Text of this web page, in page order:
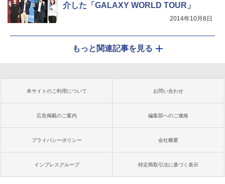
介した「GALAXY WORLD TOUR」
2014年10月8日
もっと関連記事を見る
本サイトのご利用について お問い合わせ
広告掲載のご案内 編集部へのご連絡
プライバシーポリシー 会社概要
インプレスグループ 特定商取引法に基づく表示